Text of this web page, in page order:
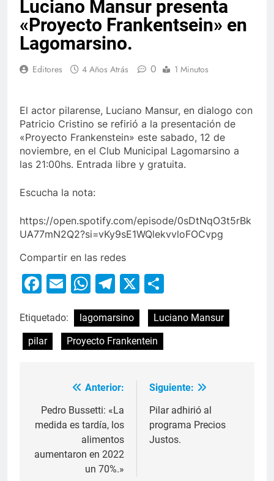
Luciano Mansur presenta
«Proyecto Frankentsein» en
Lagomarsino.
Editores 4 Años Atrás 0 1 Minutos
El actor pilarense, Luciano Mansur, en dialogo con
Patricio Cristino se refirió a la presentación de
«Proyecto Frankenstein» este sabado, 12 de
noviembre, en el Club Municipal Lagomarsino a
las 21:00hs. Entrada libre y gratuita.
Escucha la nota:
https://open.spotify.com/episode/0sDtNqO3t5rBk
UA77mN2Q2?si=vKy9sE1WQlekvvloFOCvpg
Compartir en las redes
Facebook
EmailWhatsApp
Telegram
X
Etiquetado: lagomarsino
Luciano Mansur
pilar
Proyecto Frankentein
Anterior:
Pedro Bussetti: «La
medida es tardía, los
alimentos
aumentaron en 2022
un 70%.»
Siguiente:
Pilar adhirió al
programa Precios
Justos.